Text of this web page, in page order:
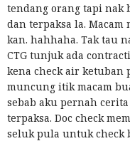
tendang orang tapi nak
dan terpaksa la.
kan. hahhaha. Tak tau
CTG tunjuk ada
kena check air ketuban
muncung itik macam
sebab aku pernah
terpaksa. Doc check
seluk pula untuk check